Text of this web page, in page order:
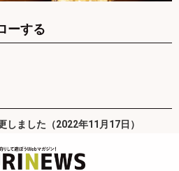
ーする
ました（2022年11月17日）